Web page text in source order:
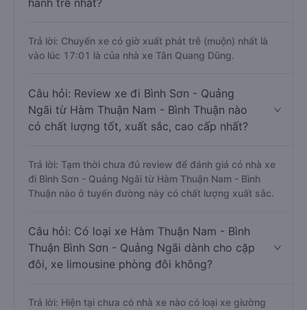
hành trễ nhất?
Trả lời: Chuyến xe có giờ xuất phát trễ (muộn) nhất là
vào lúc 17:01 là của nhà xe Tân Quang Dũng.
Câu hỏi: Review xe đi Bình Sơn - Quảng
Ngãi từ Hàm Thuận Nam - Bình Thuận nào
có chất lượng tốt, xuất sắc, cao cấp nhất?
Trả lời: Tạm thời chưa đủ review để đánh giá có nhà xe
đi Bình Sơn - Quảng Ngãi từ Hàm Thuận Nam - Bình
Thuận nào ở tuyến đường này có chất lượng xuất sắc.
Câu hỏi: Có loại xe Hàm Thuận Nam - Bình
Thuận Bình Sơn - Quảng Ngãi dành cho cặp
đôi, xe limousine phòng đôi không?
Trả lời: Hiện tại chưa có nhà xe nào có loại xe giường